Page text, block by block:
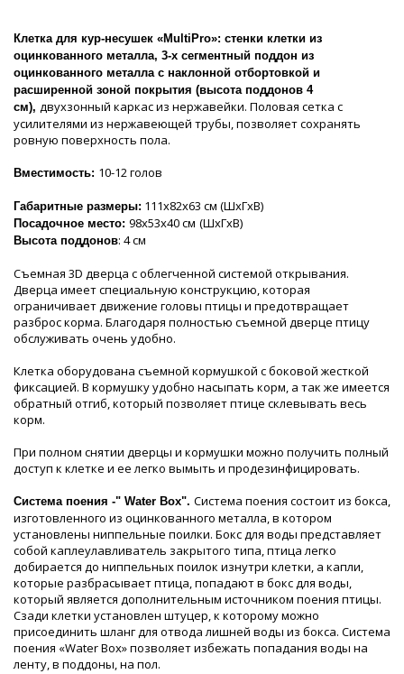
Клетка для кур-несушек «MultiPro»: стенки клетки из
оцинкованного металла, 3-х сегментный поддон из
оцинкованного металла с наклонной отбортовкой и
расширенной зоной покрытия (высота поддонов 4
см), двухзонный каркас из нержавейки. Половая сетка с
усилителями из нержавеющей трубы, позволяет сохранять
ровную поверхность пола.
Вместимость: 10-12 голов
Габаритные размеры: 111х82х63 см (ШхГхВ)
Посадочное место: 98х53х40 см (ШхГхВ)
Высота поддонов: 4 см
Съемная 3D дверца с облегченной системой открывания.
Дверца имеет специальную конструкцию, которая
ограничивает движение головы птицы и предотвращает
разброс корма. Благодаря полностью съемной дверце птицу
обслуживать очень удобно.
Клетка оборудована съемной кормушкой с боковой жесткой
фиксацией. В кормушку удобно насыпать корм, а так же имеется
обратный отгиб, который позволяет птице склевывать весь
корм.
При полном снятии дверцы и кормушки можно получить полный
доступ к клетке и ее легко вымыть и продезинфицировать.
Система поения -" Water Box". Система поения состоит из бокса,
изготовленного из оцинкованного металла, в котором
установлены ниппельные поилки. Бокс для воды представляет
собой каплеулавливатель закрытого типа, птица легко
добирается до ниппельных поилок изнутри клетки, а капли,
которые разбрасывает птица, попадают в бокс для воды,
который является дополнительным источником поения птицы.
Сзади клетки установлен штуцер, к которому можно
присоединить шланг для отвода лишней воды из бокса. Система
поения «Water Box» позволяет избежать попадания воды на
ленту, в поддоны, на пол.